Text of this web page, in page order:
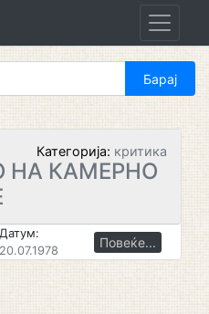
Категорија: критика
НА КАМЕРНО
Датум:
20.07.1978
Повеќе...